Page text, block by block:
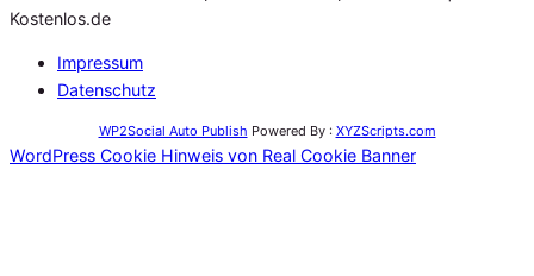
Kostenlos.de
Impressum
Datenschutz
WP2Social Auto Publish Powered By : XYZScripts.com
WordPress Cookie Hinweis von Real Cookie Banner